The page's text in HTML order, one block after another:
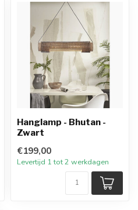
Hanglamp - Bhutan -
Zwart
€199,00
Levertijd 1 tot 2 werkdagen